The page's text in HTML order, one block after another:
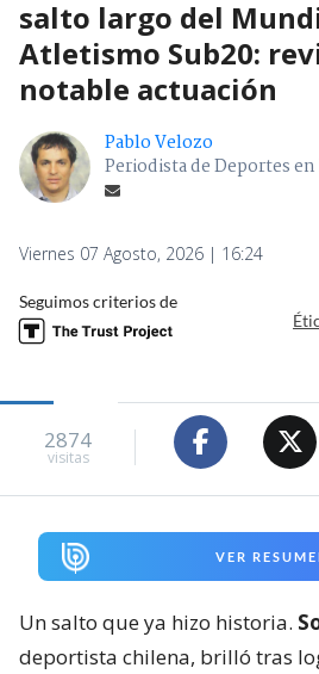
salto largo del
Atletismo Sub20:
notable actuación
Pablo Velozo
Periodista de Deportes
Viernes 07 Agosto, 2026 | 16:24
Seguimos criterios de
2874
visitas
VER
Un salto que ya hizo historia.
deportista chilena, brilló tras